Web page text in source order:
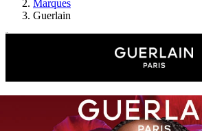
Marques
Guerlain